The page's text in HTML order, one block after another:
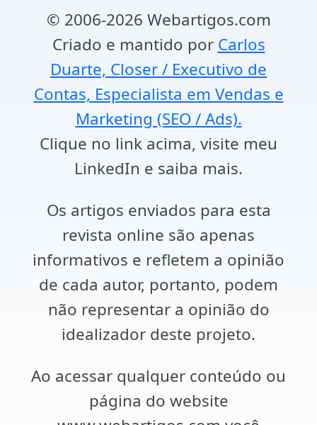
© 2006-2026 Webartigos.com
Criado e mantido por Carlos
Duarte, Closer / Executivo de
Contas, Especialista em Vendas e
Marketing (SEO / Ads).
Clique no link acima, visite meu
LinkedIn e saiba mais.
Os artigos enviados para esta
revista online são apenas
informativos e refletem a opinião
de cada autor, portanto, podem
não representar a opinião do
idealizador deste projeto.
Ao acessar qualquer conteúdo ou
página do website